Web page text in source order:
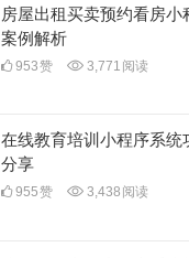
房屋出租买卖预约看房
案例解析
953赞 3,771 阅读
在线教育培训小程序系统
分享
955赞 3,438 阅读